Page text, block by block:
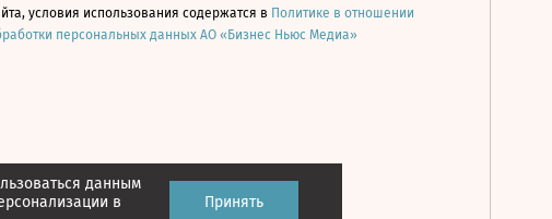
данным
в
Принять
условия использования содержатся в Политике в отношении
персональных данных АО «Бизнес Ньюс Медиа»